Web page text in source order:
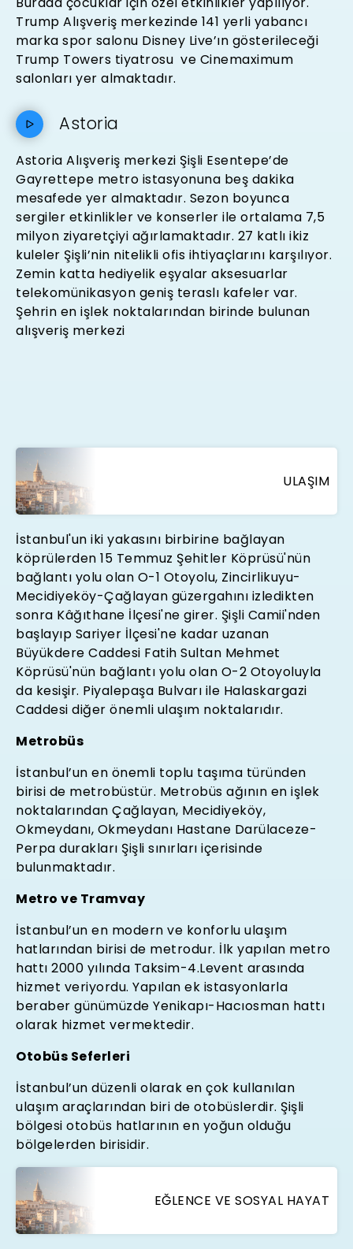
Trump Alışveriş merkezinde 141 yerli yabancı
marka spor salonu Disney Live’ın gösterileceği
Trump Towers tiyatrosu ve Cinemaximum
salonları yer almaktadır.
Astoria
Astoria Alışveriş merkezi Şişli Esentepe’de
Gayrettepe metro istasyonuna beş dakika
mesafede yer almaktadır. Sezon boyunca
sergiler etkinlikler ve konserler ile ortalama 7,5
milyon ziyaretçiyi ağırlamaktadır. 27 katlı ikiz
kuleler Şişli’nin nitelikli ofis ihtiyaçlarını karşılıyor.
Zemin katta hediyelik eşyalar aksesuarlar
telekomünikasyon geniş teraslı kafeler var.
Şehrin en işlek noktalarından birinde bulunan
alışveriş merkezi
ULAŞIM
İstanbul'un iki yakasını birbirine bağlayan
köprülerden 15 Temmuz Şehitler Köprüsü'nün
bağlantı yolu olan O-1 Otoyolu, Zincirlikuyu-
Mecidiyeköy-Çağlayan güzergahını izledikten
sonra Kâğıthane İlçesi'ne girer. Şişli Camii'nden
başlayıp Sariyer İlçesi'ne kadar uzanan
Büyükdere Caddesi Fatih Sultan Mehmet
Köprüsü'nün bağlantı yolu olan O-2 Otoyoluyla
da kesişir. Piyalepaşa Bulvarı ile Halaskargazi
Caddesi diğer önemli ulaşım noktalarıdır.
Metrobüs
İstanbul’un en önemli toplu taşıma türünden
birisi de metrobüstür. Metrobüs ağının en işlek
noktalarından Çağlayan, Mecidiyeköy,
Okmeydanı, Okmeydanı Hastane Darülaceze-
Perpa durakları Şişli sınırları içerisinde
bulunmaktadır.
Metro ve Tramvay
İstanbul’un en modern ve konforlu ulaşım
hatlarından birisi de metrodur. İlk yapılan metro
hattı 2000 yılında Taksim-4.Levent arasında
hizmet veriyordu. Yapılan ek istasyonlarla
beraber günümüzde Yenikapı-Hacıosman hattı
olarak hizmet vermektedir.
Otobüs Seferleri
İstanbul’un düzenli olarak en çok kullanılan
ulaşım araçlarından biri de otobüslerdir. Şişli
bölgesi otobüs hatlarının en yoğun olduğu
bölgelerden birisidir.
EĞLENCE VE SOSYAL HAYAT